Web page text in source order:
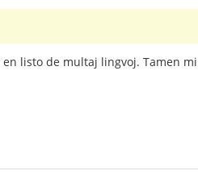
listo de multaj lingvoj. Tamen